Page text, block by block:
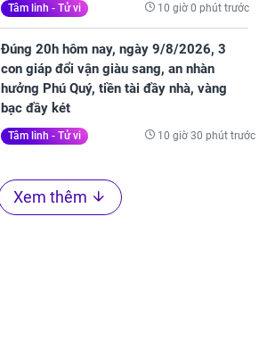
Tâm linh - Tử vi 10 giờ 0 phút trước
Đúng 20h hôm nay, ngày 9/8/2026, 3
con giáp đổi vận giàu sang, an nhàn
hưởng Phú Quý, tiền tài đầy nhà, vàng
bạc đầy két
Tâm linh - Tử vi 10 giờ 30 phút trước
Xem thêm